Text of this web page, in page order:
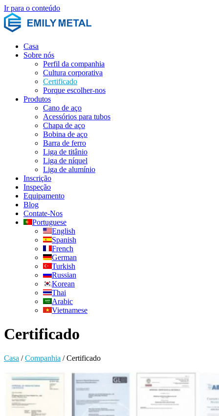
Ir para o conteúdo
Casa
Sobre nós
Perfil da companhia
Cultura corporativa
Certificado
Porque escolher-nos
Produtos
Cano de aço
Acessórios para tubos
Chapa de aço
Bobina de aço
Barra de ferro
Liga de titânio
Liga de níquel
Liga de alumínio
Inscrição
Inspeção
Equipamento
Blog
Contate-Nos
Portuguese
English
Spanish
French
German
Turkish
Russian
Korean
Thai
Arabic
Vietnamese
Certificado
Casa /Companhia /Certificado